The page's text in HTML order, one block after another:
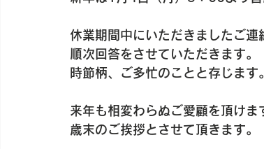
休業期間中にいただきましたご連
順次回答をさせていただきます。
時節柄、ご多忙のことと存じます
来年も相変わらぬご愛顧を頂けま
歳末のご挨拶とさせて頂きます。